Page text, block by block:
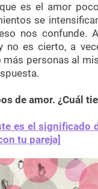
es el amor
se
nos confunde.
no es cierto, a
más personas al
de amor. ¿Cuál
es el significado
tu pareja]